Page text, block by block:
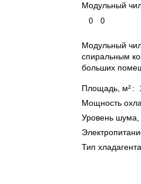
Модульный
0 0
Модульный
спиральным
больших
Площадь, м²:
Мощность
Уровень
Тип хладагента